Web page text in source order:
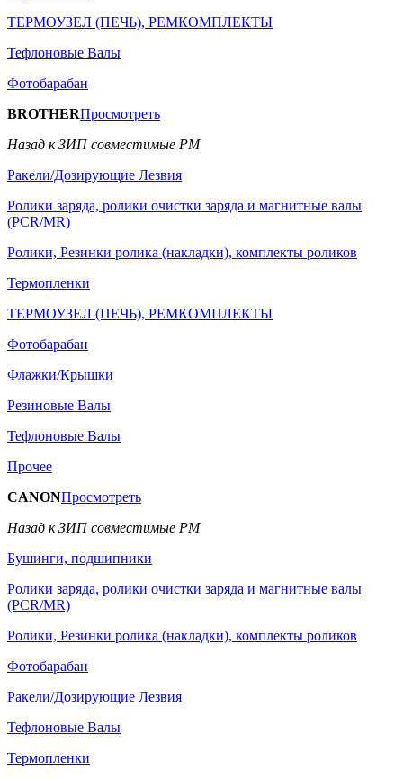
ТЕРМОУЗЕЛ (ПЕЧЬ), РЕМКОМПЛЕКТЫ
Тефлоновые Валы
Фотобарабан
BROTHERПросмотреть
Назад к ЗИП совместимые РМ
Ракели/Дозирующие Лезвия
Ролики заряда, ролики очистки заряда и магнитные валы
(PCR/MR)
Ролики, Резинки ролика (накладки), комплекты роликов
Термопленки
ТЕРМОУЗЕЛ (ПЕЧЬ), РЕМКОМПЛЕКТЫ
Фотобарабан
Флажки/Крышки
Резиновые Валы
Тефлоновые Валы
Прочее
CANONПросмотреть
Назад к ЗИП совместимые РМ
Бушинги, подшипники
Ролики заряда, ролики очистки заряда и магнитные валы
(PCR/MR)
Ролики, Резинки ролика (накладки), комплекты роликов
Фотобарабан
Ракели/Дозирующие Лезвия
Тефлоновые Валы
Термопленки